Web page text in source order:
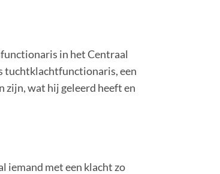
in het Centraal
tuchtklachtfunctionaris, een
zijn, wat hij geleerd heeft en
iemand met een klacht zo